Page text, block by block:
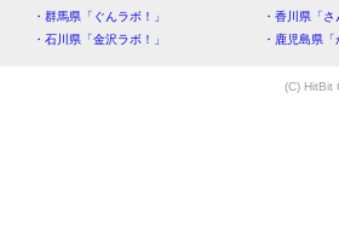
・群馬県「ぐんラボ！」
・香川県「
・石川県「金沢ラボ！」
・鹿児島県
(C) HitBit